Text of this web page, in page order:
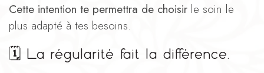
Cette intention te permettra de choisir le soin le
plus adapté à tes besoins.
🗓️ La régularité fait la différence.